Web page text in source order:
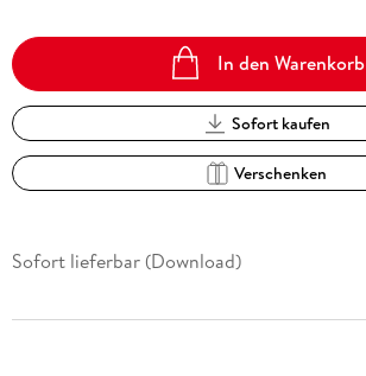
In den Warenkorb
Sofort kaufen
Verschenken
Sofort lieferbar (Download)